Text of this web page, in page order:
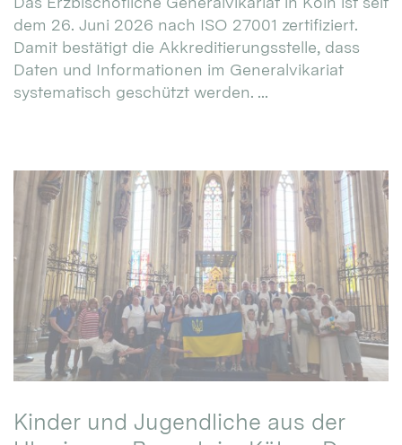
dem 26. Juni 2026 nach ISO 27001 zertifiziert.
Damit bestätigt die Akkreditierungsstelle, dass
Daten und Informationen im Generalvikariat
systematisch geschützt werden. ...
Kinder und Jugendliche aus der